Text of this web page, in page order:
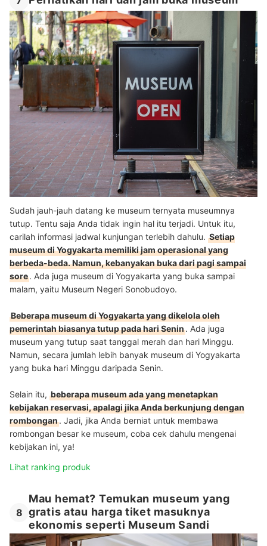
Sudah jauh-jauh datang ke museum ternyata museumnya
tutup. Tentu saja Anda tidak ingin hal itu terjadi. Untuk itu,
carilah informasi jadwal kunjungan terlebih dahulu. Setiap
museum di Yogyakarta memiliki jam operasional yang
berbeda-beda. Namun, kebanyakan buka dari pagi sampai
sore. Ada juga museum di Yogyakarta yang buka sampai
malam, yaitu Museum Negeri Sonobudoyo.
Beberapa museum di Yogyakarta yang dikelola oleh
pemerintah biasanya tutup pada hari Senin. Ada juga
museum yang tutup saat tanggal merah dan hari Minggu.
Namun, secara jumlah lebih banyak museum di Yogyakarta
yang buka hari Minggu daripada Senin.
Selain itu, beberapa museum ada yang menetapkan
kebijakan reservasi, apalagi jika Anda berkunjung dengan
rombongan. Jadi, jika Anda berniat untuk membawa
rombongan besar ke museum, coba cek dahulu mengenai
kebijakan ini, ya!
Lihat ranking produk
8
Mau hemat? Temukan museum yang
gratis atau harga tiket masuknya
ekonomis seperti Museum Sandi